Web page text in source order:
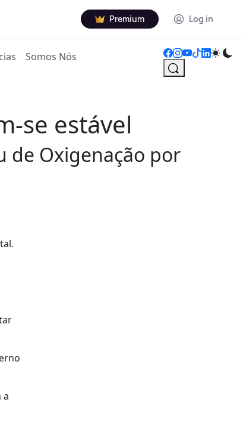
Premium Log in
Somos Nós
se estável
de Oxigenação por
a